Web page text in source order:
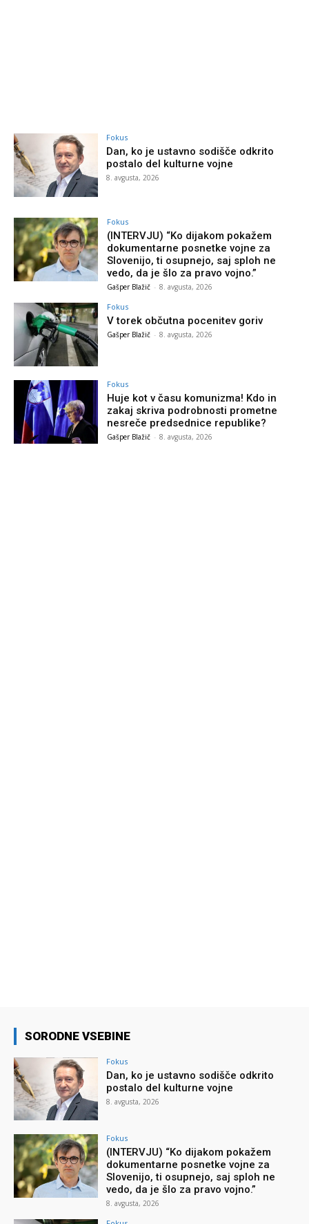
Fokus
Dan, ko je ustavno sodišče odkrito
postalo del kulturne vojne
8. avgusta, 2026
Fokus
(INTERVJU) “Ko dijakom pokažem
dokumentarne posnetke vojne za
Slovenijo, ti osupnejo, saj sploh ne
vedo, da je šlo za pravo vojno.”
Gašper Blažič - 8. avgusta, 2026
Fokus
V torek občutna pocenitev goriv
Gašper Blažič - 8. avgusta, 2026
Fokus
Huje kot v času komunizma! Kdo in
zakaj skriva podrobnosti prometne
nesreče predsednice republike?
Gašper Blažič - 8. avgusta, 2026
SORODNE VSEBINE
Fokus
Dan, ko je ustavno sodišče odkrito
postalo del kulturne vojne
8. avgusta, 2026
Fokus
(INTERVJU) “Ko dijakom pokažem
dokumentarne posnetke vojne za
Slovenijo, ti osupnejo, saj sploh ne
vedo, da je šlo za pravo vojno.”
8. avgusta, 2026